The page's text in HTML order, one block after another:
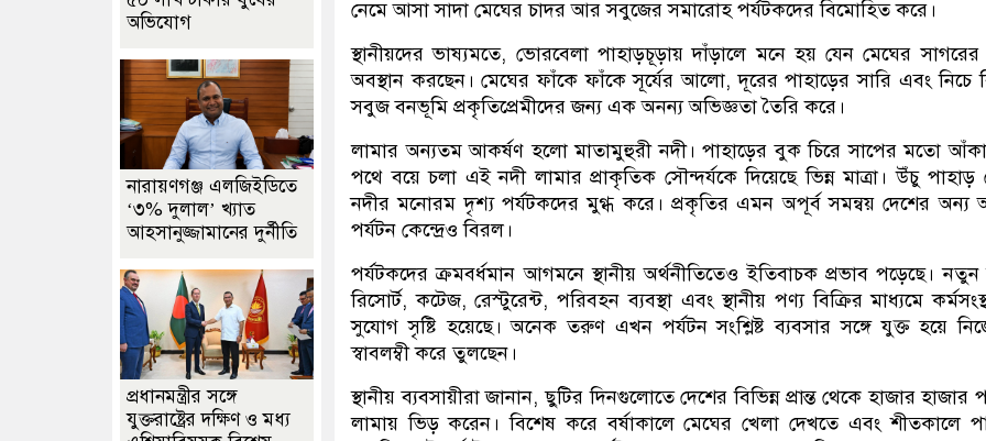
নেমে আসা সাদা মেঘের চাদর আর সবুজের সমারোহ পর্যটকদের বিমোহিত করে।
স্থানীয়দের ভাষ্যমতে, ভোরবেলা পাহাড়চূড়ায় দাঁড়ালে মনে হয় যেন মেঘের সাগরের
অবস্থান করছেন। মেঘের ফাঁকে ফাঁকে সূর্যের আলো, দূরের পাহাড়ের সারি এবং নিচে
সবুজ বনভূমি প্রকৃতিপ্রেমীদের জন্য এক অনন্য অভিজ্ঞতা তৈরি করে।
লামার অন্যতম আকর্ষণ হলো মাতামুহুরী নদী। পাহাড়ের বুক চিরে সাপের মতো
পথে বয়ে চলা এই নদী লামার প্রাকৃতিক সৌন্দর্যকে দিয়েছে ভিন্ন মাত্রা। উঁচু পাহাড়
নদীর মনোরম দৃশ্য পর্যটকদের মুগ্ধ করে। প্রকৃতির এমন অপূর্ব সমন্বয় দেশের অন্য
পর্যটন কেন্দ্রেও বিরল।
পর্যটকদের ক্রমবর্ধমান আগমনে স্থানীয় অর্থনীতিতেও ইতিবাচক প্রভাব পড়েছে।
রিসোর্ট, কটেজ, রেস্টুরেন্ট, পরিবহন ব্যবস্থা এবং স্থানীয় পণ্য বিক্রির মাধ্যমে
সুযোগ সৃষ্টি হয়েছে। অনেক তরুণ এখন পর্যটন সংশ্লিষ্ট ব্যবসার সঙ্গে যুক্ত হয়ে
স্বাবলম্বী করে তুলছেন।
স্থানীয় ব্যবসায়ীরা জানান, ছুটির দিনগুলোতে দেশের বিভিন্ন প্রান্ত থেকে হাজার হাজার
লামায় ভিড় করেন। বিশেষ করে বর্ষাকালে মেঘের খেলা দেখতে এবং শীতকালে
অভিযোগ
নারায়ণগঞ্জ এলজিইডিতে
‘৩% দুলাল’ খ্যাত
আহসানুজ্জামানের দুর্নীতি
প্রধানমন্ত্রীর সঙ্গে
যুক্তরাষ্ট্রের দক্ষিণ ও মধ্য